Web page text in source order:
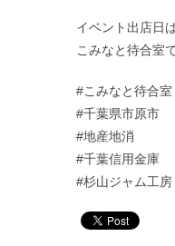
イベント出店日
こみなと待合室
#こみなと待合室
#千葉県市原市
#地産地消
#千葉信用金庫
#杉山ジャム工房